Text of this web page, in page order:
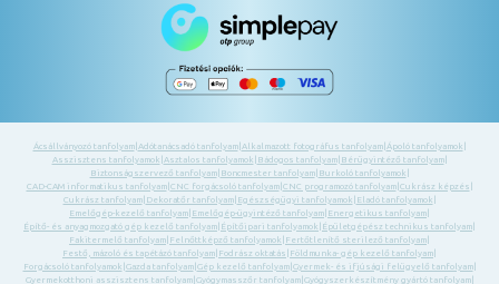
Ácsállványozó tanfolyam| Adótanácsadó tanfolyam| Alkalmazott fotográfus tanfolyam| Ápoló tanfolyamok
Asszisztens tanfolyamok Asztalos tanfolyamok Bádogos tanfolyam| Bérügyintéző tanfolyam|
Biztonságszervező tanfolyam| Boncmester tanfolyam| Burkoló tanfolyamok
CAD-CAM informatikus tanfolyam| CNC forgácsoló tanfolyam| CNC programozó tanfolyam| Cukrász képzés
Cukrász tanfolyam| Dekoratőr tanfolyam| Egészségügyi tanfolyamok Eladó tanfolyamok
Emelőgép-kezelő tanfolyam Emelőgép-ügyintéző tanfolyam Energetikus tanfolyam
Építő- és anyagmozgató gép kezelő tanfolyam Építőipari tanfolyamok Épületgépész technikus tanfolyam
Fakitermelő tanfolyam Felnőttképző tanfolyamok Fertőtlenítő sterilező tanfolyam
Festő, mázoló és tapétázó tanfolyam Fodrász oktatás Földmunka- gép kezelő tanfolyam
Forgácsoló tanfolyamok Gazda tanfolyam| Gép kezelő tanfolyam| Gyermek- és ifjúsági felügyelő tanfolyam|
Gyermekotthoni asszisztens tanfolyam| Gyógymasszőr tanfolyam| Gyógyszerkészítmény gyártó tanfolyam|